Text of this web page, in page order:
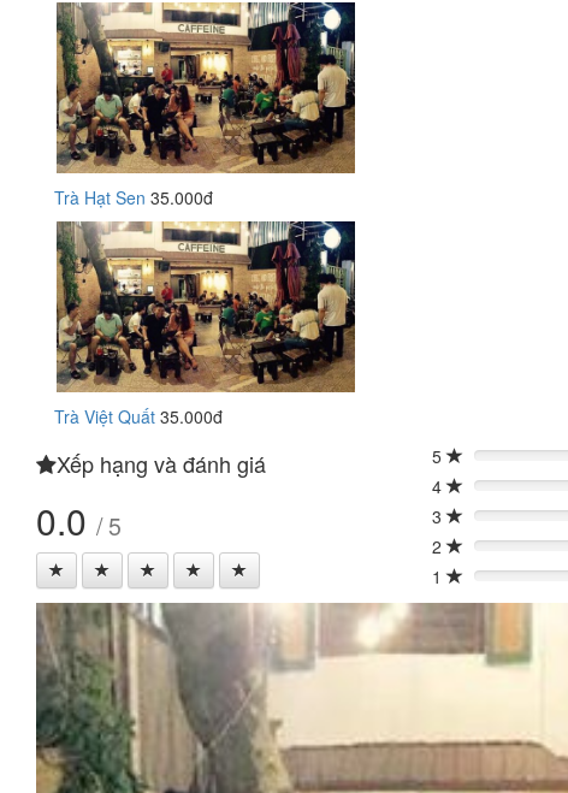
Trà Hạt Sen 35.000đ
Trà Việt Quất 35.000đ
Xếp hạng và đánh giá
0.0 / 5
5 0%
4
0%
3
0%
2
0%
1
0%